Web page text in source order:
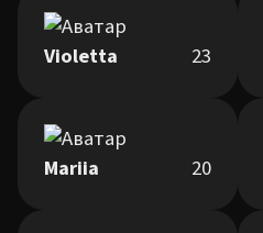
Violetta 23
Mariia 20